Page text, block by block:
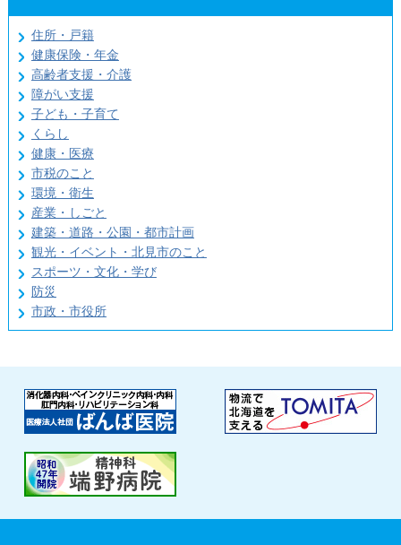
住所・戸籍
健康保険・年金
高齢者支援・介護
障がい支援
子ども・子育て
くらし
健康・医療
市税のこと
環境・衛生
産業・しごと
建築・道路・公園・都市計画
観光・イベント・北見市のこと
スポーツ・文化・学び
防災
市政・市役所